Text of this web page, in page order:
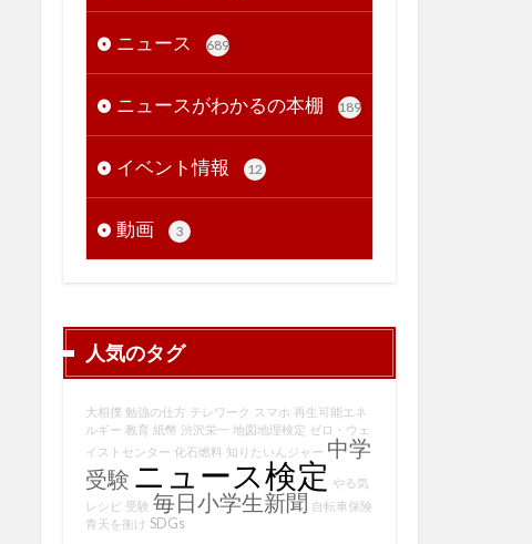
ニュース 689
ニュースがわかるの本棚 189
イベント情報 12
動画 3
人気のタグ
大相撲 勉強の仕方 テレワーク スマホ 再生可能エネ
ルギー 教育 紙幣 渋沢栄一 地図地理検定 ゼロ・ウェ
イストセンター 化石燃料 知りたいんジャー 中学
受験 ニュース検定 やる気
レシピ 受験 毎日小学生新聞 自転車保険
青天を衝け SDGs